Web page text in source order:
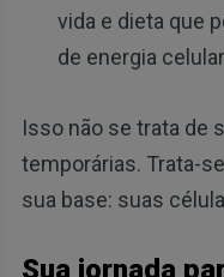
vida e dieta que
de energia celular
Isso não se trata de
temporárias. Trata-
sua base: suas
Sua jornada